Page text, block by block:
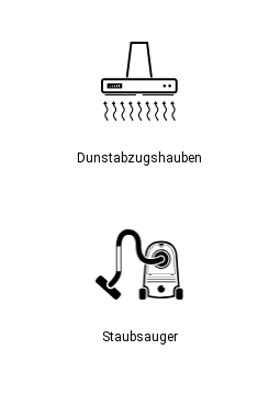
Dunst­abzugs­hauben
Staubsauger­